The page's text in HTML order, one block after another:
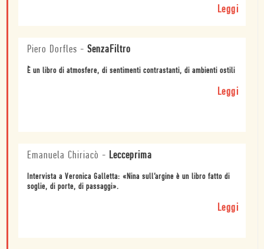
Leggi
Piero Dorfles - SenzaFiltro
È un libro di atmosfere, di sentimenti contrastanti, di ambienti ostili
Leggi
Emanuela Chiriacò - Lecceprima
Intervista a Veronica Galletta: «Nina sull’argine è un libro fatto di
soglie, di porte, di passaggi».
Leggi